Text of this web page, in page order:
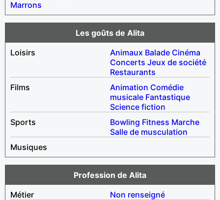
Marrons
Les goûts de Alita
Loisirs
Animaux Balade Cinéma
Concerts Jeux de société
Restaurants
Films
Animation Comédie
musicale Fantastique
Science fiction
Sports
Bowling Fitness Marche
Salle de musculation
Musiques
Profession de Alita
Métier
Non renseigné